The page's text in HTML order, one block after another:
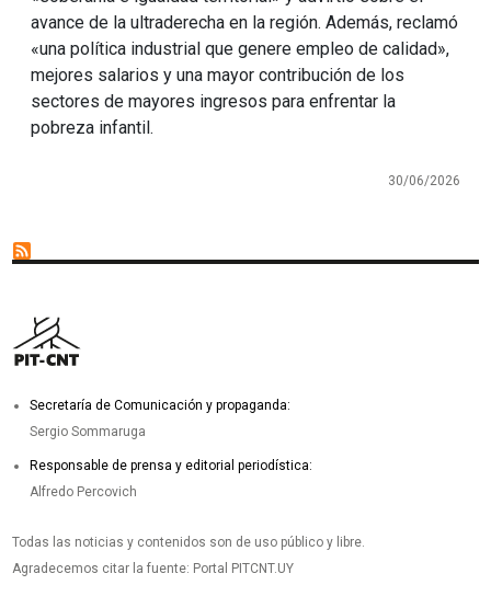
avance de la ultraderecha en la región. Además, reclamó
«una política industrial que genere empleo de calidad»,
mejores salarios y una mayor contribución de los
sectores de mayores ingresos para enfrentar la
pobreza infantil.
30/06/2026
Secretaría de Comunicación y propaganda:
Sergio Sommaruga
Responsable de prensa y editorial periodística:
Alfredo Percovich
Todas las noticias y contenidos son de uso público y libre.
Agradecemos citar la fuente: Portal PITCNT.UY